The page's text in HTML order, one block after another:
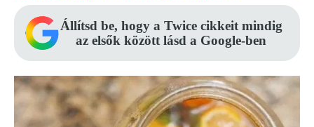
Állítsd be, hogy a Twice cikkeit mindig
az elsők között lásd a Google-ben